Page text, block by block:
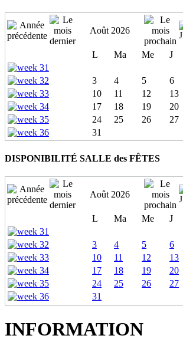
Août 2026
L Ma Me J
3
4 5 6
10
11 12 13
17
18 19 20
24
25 26 27
31
DISPONIBILITÉ SALLE des FÊTES
Août 2026
L Ma Me J
3
4 5 6
10
11 12 13
17
18 19 20
24
25 26 27
31
INFORMATION